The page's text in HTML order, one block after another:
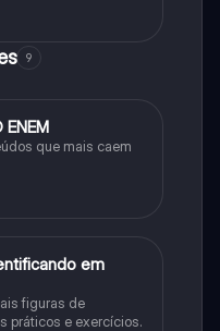
9
ENEM
que mais caem
em
figuras de
práticos e exercícios.